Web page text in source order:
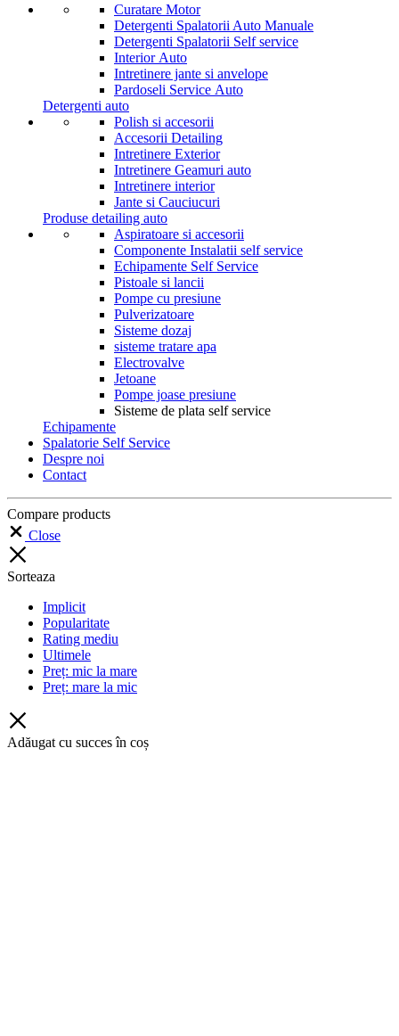
Curatare Motor
Detergenti Spalatorii Auto Manuale
Detergenti Spalatorii Self service
Interior Auto
Intretinere jante si anvelope
Pardoseli Service Auto
Detergenti auto
Polish si accesorii
Accesorii Detailing
Intretinere Exterior
Intretinere Geamuri auto
Intretinere interior
Jante si Cauciucuri
Produse detailing auto
Aspiratoare si accesorii
Componente Instalatii self service
Echipamente Self Service
Pistoale si lancii
Pompe cu presiune
Pulverizatoare
Sisteme dozaj
sisteme tratare apa
Electrovalve
Jetoane
Pompe joase presiune
Sisteme de plata self service
Echipamente
Spalatorie Self Service
Despre noi
Contact
Compare products
Close
Sorteaza
Implicit
Popularitate
Rating mediu
Ultimele
Preț: mic la mare
Preț: mare la mic
Adăugat cu succes în coș